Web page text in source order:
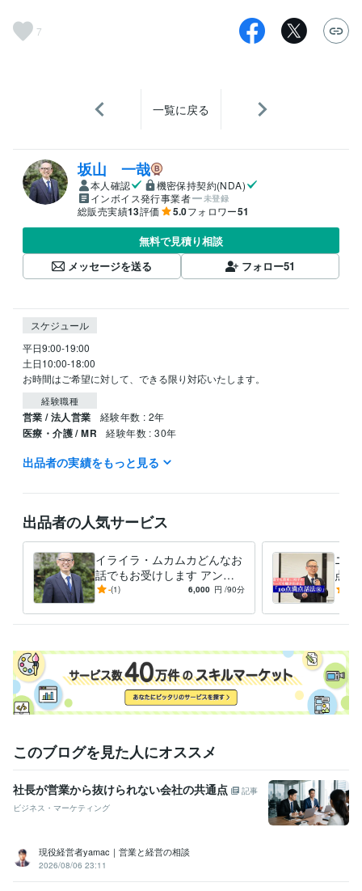
7
一覧に戻る
坂山 一哉
本人確認
機密保持契約(NDA)
インボイス発行事業者
未登録
総販売実績13評価 5.0フォロワー51
無料で見積り相談
メッセージを送る
フォロー51
スケジュール
平日9:00-19:00
土日10:00-18:00
お時間はご希望に対して、できる限り対応いたします。
経験職種
営業 / 法人営業 経験年数 : 2年
医療・介護 / MR 経験年数 : 30年
職歴
ベストプラクティス賞 ワールドベストマネージャー
とは何？ コミュニケーションの取り方を知りたい
資格・検定
メンタルヘルスマネジメント検定 取得年 : 2021年
得意分野
営業 人材育成
悩み相談・カウンセリング 怒りに対するコンサルタント
営業 管理職 人材育成 家庭 アンガーマネジメント
出品者の実績をもっと見る
出品者の人気サービス
イライラ・ムカムカどんなお
話でもお受けします アンガ
ーマネジメントコンサルタン
す
-(1) 6,000 円 /90分
ニー
点話
ニー
う。
このブログを見た人にオススメ
社長が営業から抜けられない会社の共通点
記事
ビジネス・マーケティング
現役経営者yamac｜営業と経営の相談
2026/08/06 23:11